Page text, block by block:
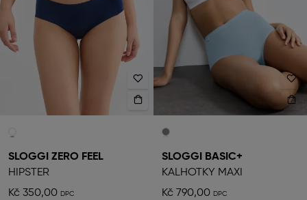
SLOGGI ZERO FEEL
HIPSTER
Kč 350,00
SLOGGI BASIC+
KALHOTKY MAXI
Kč 790,00